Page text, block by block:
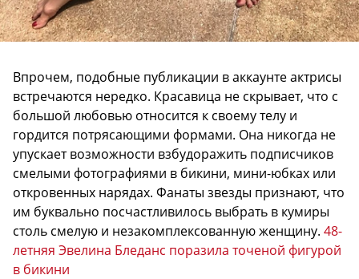
Впрочем, подобные публикации в аккаунте актрисы
встречаются нередко. Красавица не скрывает, что с
большой любовью относится к своему телу и
гордится потрясающими формами. Она никогда не
упускает возможности взбудоражить подписчиков
смелыми фотографиями в бикини, мини-юбках или
откровенных нарядах. Фанаты звезды признают, что
им буквально посчастливилось выбрать в кумиры
столь смелую и незакомплексованную женщину. 48-
летняя Эвелина Бледанс поразила точеной фигурой
в бикини